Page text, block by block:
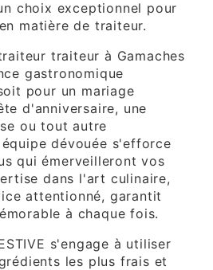
choix exceptionnel pour
matière de traiteur.
traiteur à Gamaches
gastronomique
pour un mariage
d'anniversaire, une
ou tout autre
dévouée s'efforce
qui émerveilleront vos
dans l'art culinaire,
attentionné, garantit
à chaque fois.
s'engage à utiliser
les plus frais et